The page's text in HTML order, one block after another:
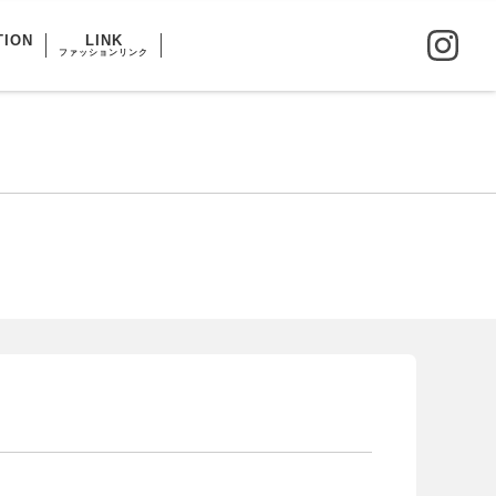
LINK
ファッションリンク